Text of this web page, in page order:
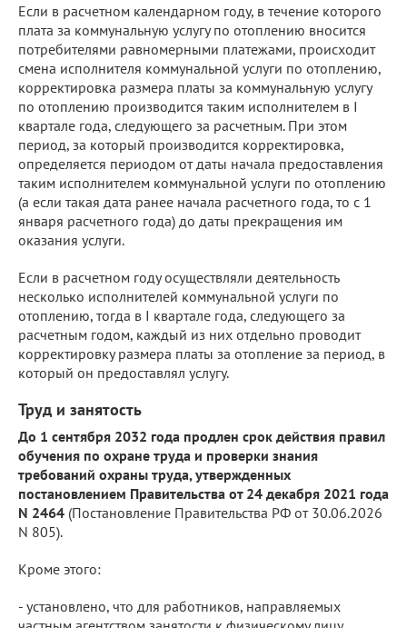
Если в расчетном календарном году, в течение которого
плата за коммунальную услугу по отоплению вносится
потребителями равномерными платежами, происходит
смена исполнителя коммунальной услуги по отоплению,
корректировка размера платы за коммунальную услугу
по отоплению производится таким исполнителем в I
квартале года, следующего за расчетным. При этом
период, за который производится корректировка,
определяется периодом от даты начала предоставления
таким исполнителем коммунальной услуги по отоплению
(а если такая дата ранее начала расчетного года, то с 1
января расчетного года) до даты прекращения им
оказания услуги.
Если в расчетном году осуществляли деятельность
несколько исполнителей коммунальной услуги по
отоплению, тогда в I квартале года, следующего за
расчетным годом, каждый из них отдельно проводит
корректировку размера платы за отопление за период, в
который он предоставлял услугу.
Труд и занятость
До 1 сентября 2032 года продлен срок действия правил
обучения по охране труда и проверки знания
требований охраны труда, утвержденных
постановлением Правительства от 24 декабря 2021 года
N 2464 (Постановление Правительства РФ от 30.06.2026
N 805).
Кроме этого:
- установлено, что для работников, направляемых